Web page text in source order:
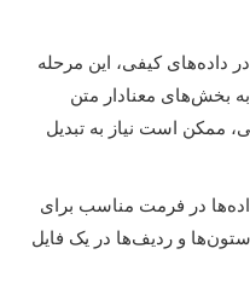
در داده‌های کیفی، این مرحله
بخش‌های معنادار متن
ممکن است نیاز به تبدیل
در فرمت مناسب برای
ستون‌ها و ردیف‌ها در یک فایل